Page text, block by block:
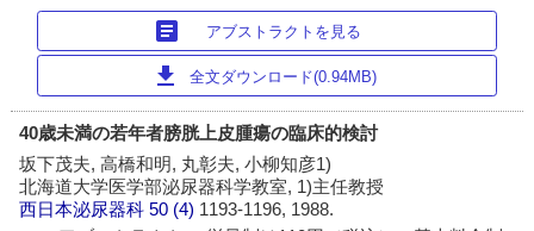
article アブストラクトを見る
download 全文ダウンロード(0.94MB)
40歳未満の若年者膀胱上皮腫瘍の臨床的検討
坂下茂夫, 高橋和明, 丸彰夫, 小柳知彦1)
北海道大学医学部泌尿器科学教室, 1)主任教授
西日本泌尿器科 50 (4) 1193-1196, 1988.